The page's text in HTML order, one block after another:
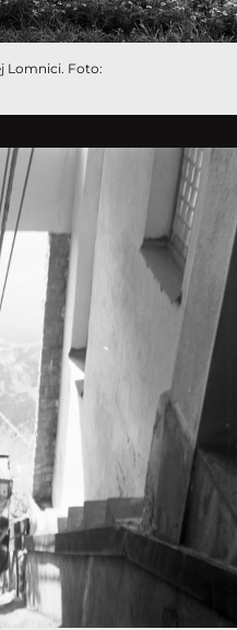
Lomnici. Foto: